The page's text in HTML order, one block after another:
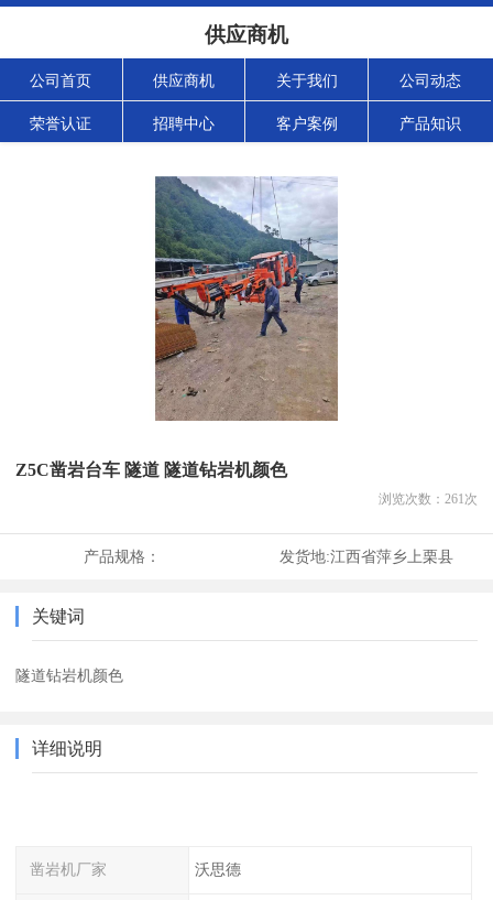
供应商机
公司首页 供应商机 关于我们 公司动态
荣誉认证 招聘中心 客户案例 产品知识
Z5C凿岩台车 隧道 隧道钻岩机颜色
浏览次数： 261次
产品规格： 发货地:江西省萍乡上栗县
关键词
隧道钻岩机颜色
详细说明
凿岩机厂家 沃思德